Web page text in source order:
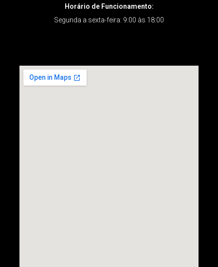
Horário de Funcionamento:
Segunda a sexta-feira: 9:00 às 18:00